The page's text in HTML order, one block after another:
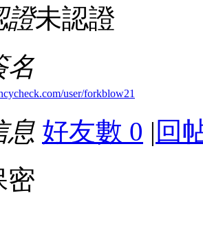
證未認證
名
user/forkblow21
息 好友數 0 | 回
密